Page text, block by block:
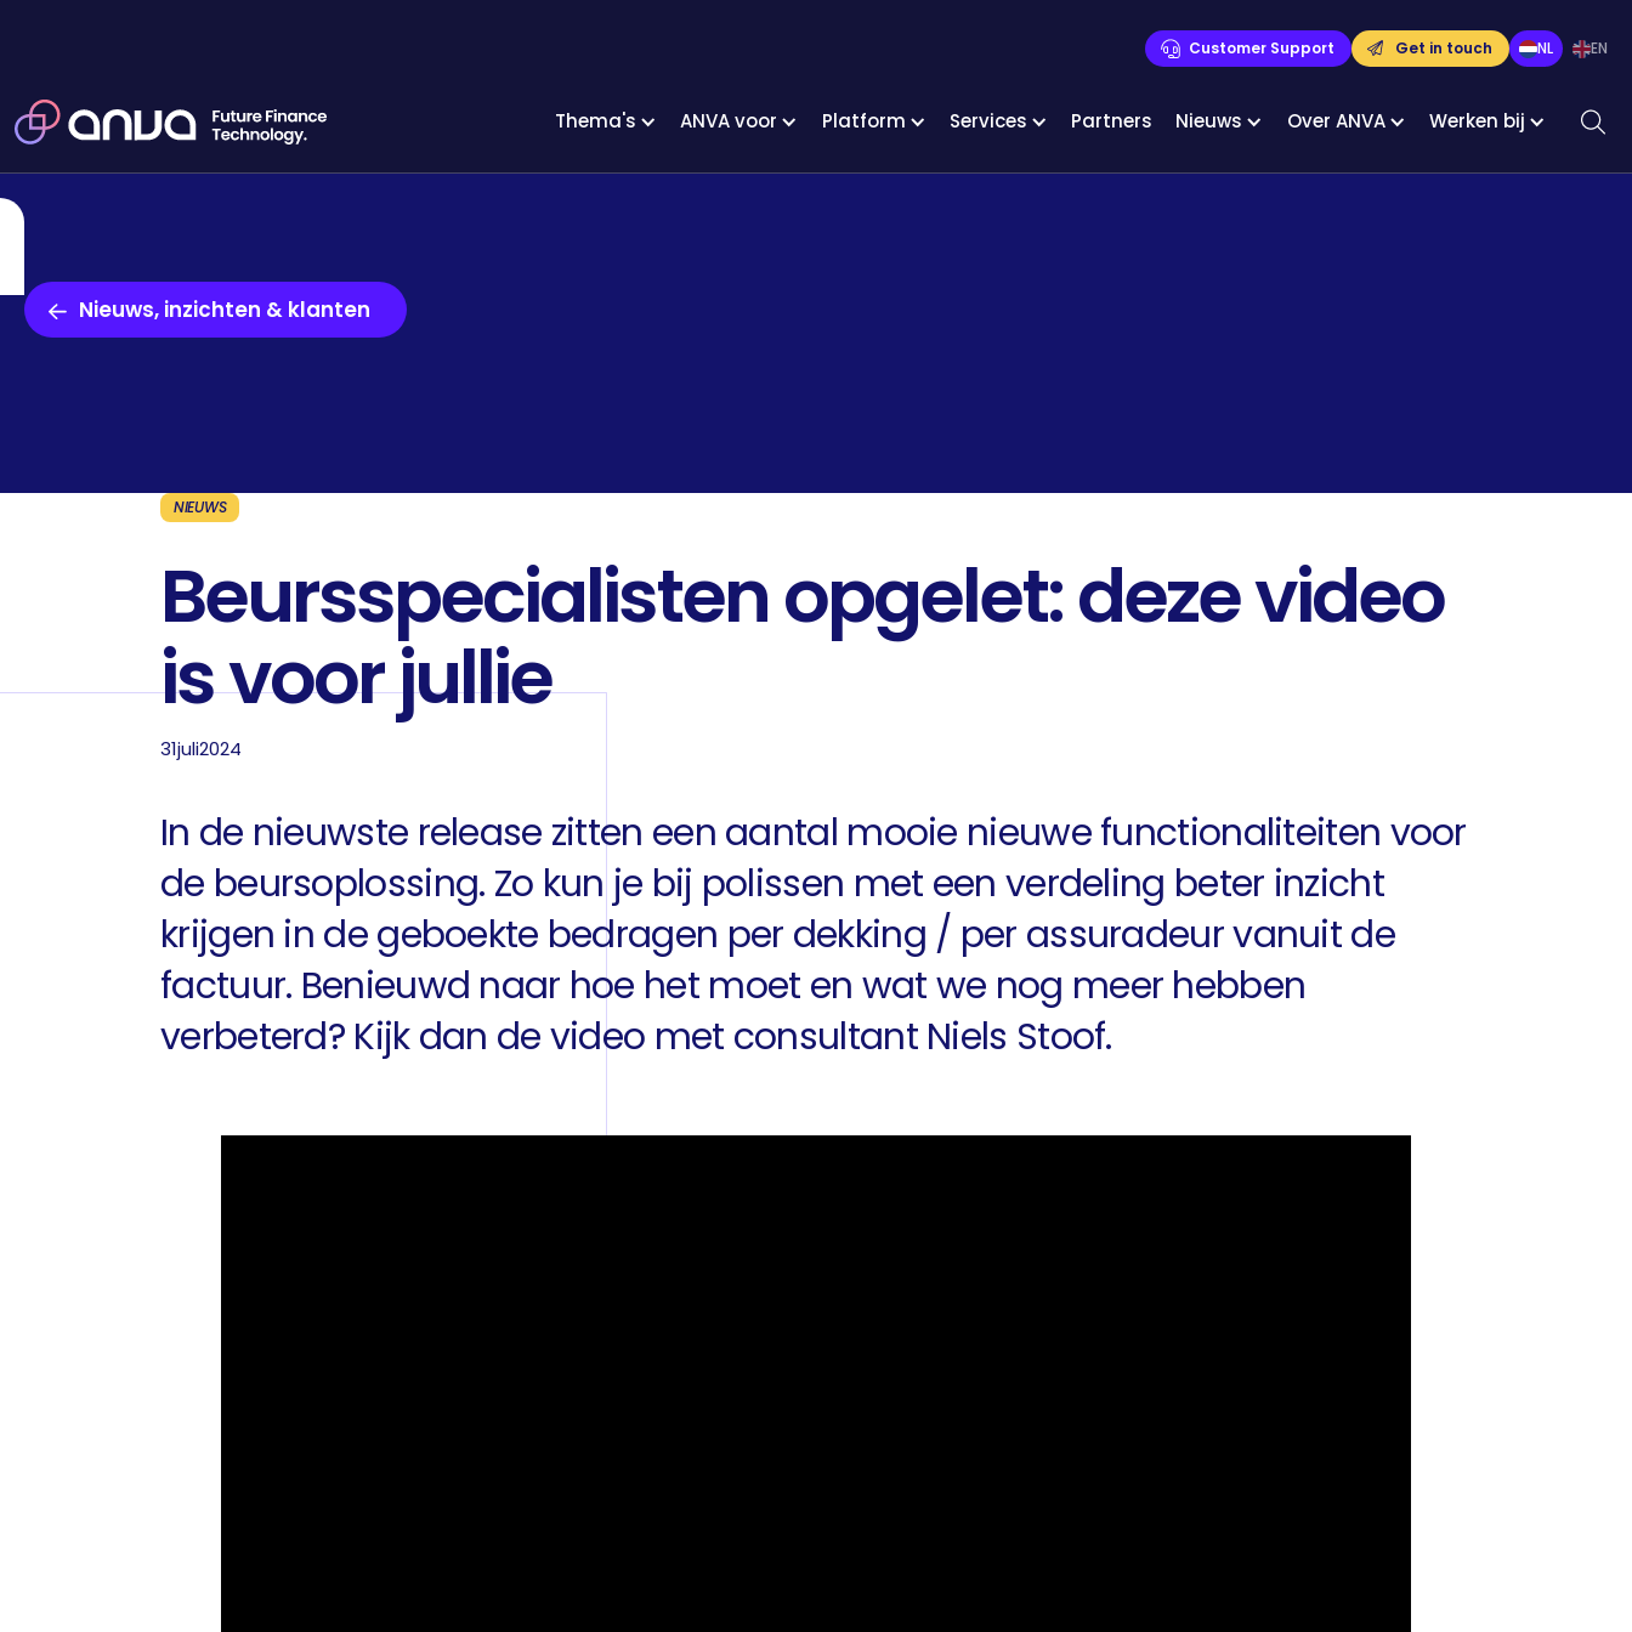
Customer Support Get in touch NL EN
Thema's ANVA voor Platform Services Partners Nieuws Over ANVA Werken bij
Nieuws, inzichten & klanten
NIEUWS
Beursspecialisten opgelet: deze video
is voor jullie
31juli2024
In de nieuwste release zitten een aantal mooie nieuwe functionaliteiten voor
de beursoplossing. Zo kun je bij polissen met een verdeling beter inzicht
krijgen in de geboekte bedragen per dekking / per assuradeur vanuit de
factuur. Benieuwd naar hoe het moet en wat we nog meer hebben
verbeterd? Kijk dan de video met consultant Niels Stoof.